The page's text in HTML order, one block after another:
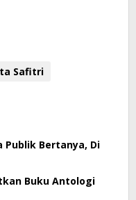
Safitri
Publik Bertanya, Di
Buku Antologi